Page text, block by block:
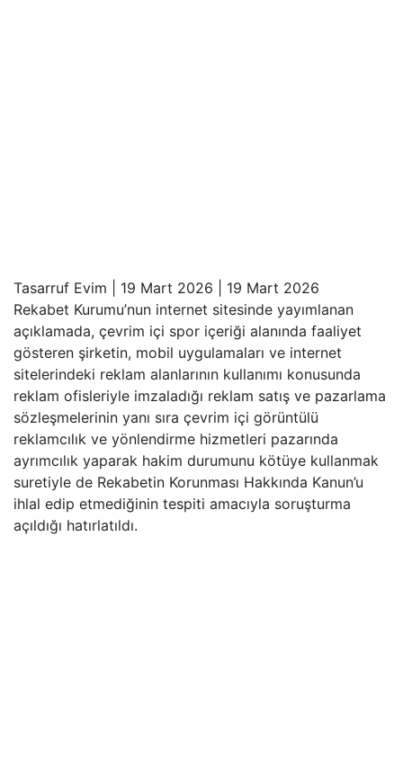
Tasarruf Evim 19 Mart 2026
19 Mart 2026
Rekabet Kurumu’nun internet sitesinde yayımlanan
açıklamada, çevrim içi spor içeriği alanında faaliyet
gösteren şirketin, mobil uygulamaları ve internet
sitelerindeki reklam alanlarının kullanımı konusunda
reklam ofisleriyle imzaladığı reklam satış ve pazarlama
sözleşmelerinin yanı sıra çevrim içi görüntülü
reklamcılık ve yönlendirme hizmetleri pazarında
ayrımcılık yaparak hakim durumunu kötüye kullanmak
suretiyle de Rekabetin Korunması Hakkında Kanun’u
ihlal edip etmediğinin tespiti amacıyla soruşturma
açıldığı hatırlatıldı.